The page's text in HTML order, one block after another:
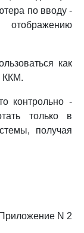
по вводу -
как
ККМ.
контрольно -
только в
получая
Приложение N 2